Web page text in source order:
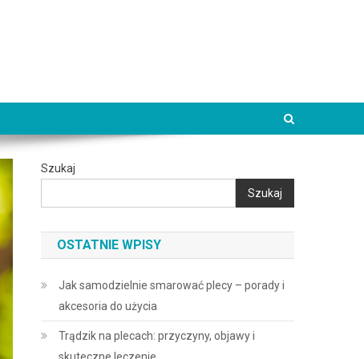
Szukaj
Szukaj
OSTATNIE WPISY
Jak samodzielnie smarować plecy – porady i
akcesoria do użycia
Trądzik na plecach: przyczyny, objawy i